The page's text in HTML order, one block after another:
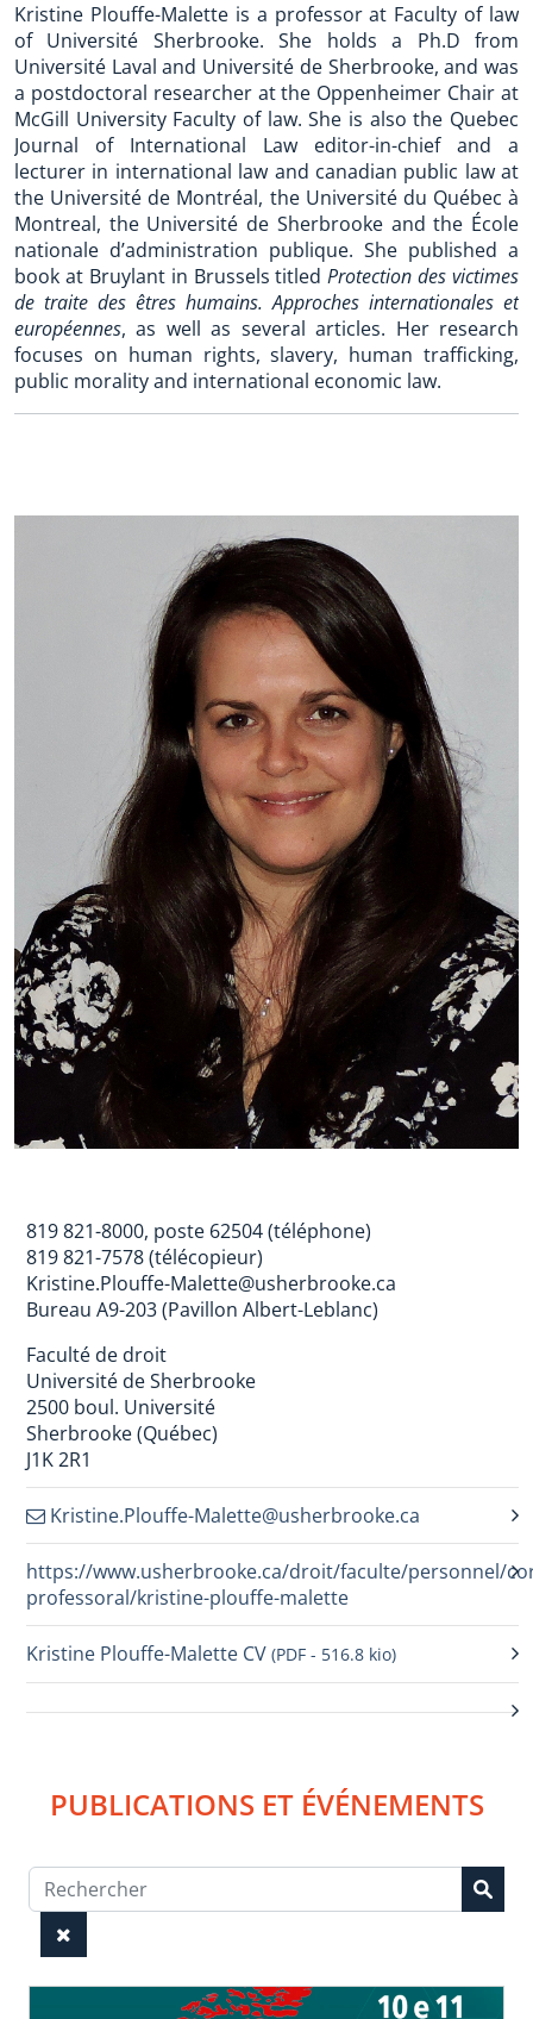
Kristine Plouffe-Malette is a professor at Faculty of law
of Université Sherbrooke. She holds a Ph.D from
Université Laval and Université de Sherbrooke, and was
a postdoctoral researcher at the Oppenheimer Chair at
McGill University Faculty of law. She is also the Quebec
Journal of International Law editor-in-chief and a
lecturer in international law and canadian public law at
the Université de Montréal, the Université du Québec à
Montreal, the Université de Sherbrooke and the École
nationale d’administration publique. She published a
book at Bruylant in Brussels titledProtection des victimes
de traite des êtres humains. Approches internationales et
européennes, as well as several articles. Her research
focuses on human rights, slavery, human trafficking,
public morality and international economic law.
819 821-8000, poste 62504 (téléphone)
819 821-7578 (télécopieur)
Kristine.Plouffe-Malette@usherbrooke.ca
Bureau A9-203 (Pavillon Albert-Leblanc)
Faculté de droit
Université de Sherbrooke
2500 boul. Université
Sherbrooke (Québec)
J1K 2R1
Kristine.Plouffe-Malette@usherbrooke.ca
https://www.usherbrooke.ca/droit/faculte/personnel/
professoral/kristine-plouffe-malette
Kristine Plouffe-Malette CV (PDF - 516.8 kio)
PUBLICATIONS ET ÉVÉNEMENTS